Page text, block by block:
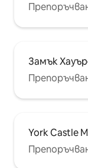
Замък
York Castle